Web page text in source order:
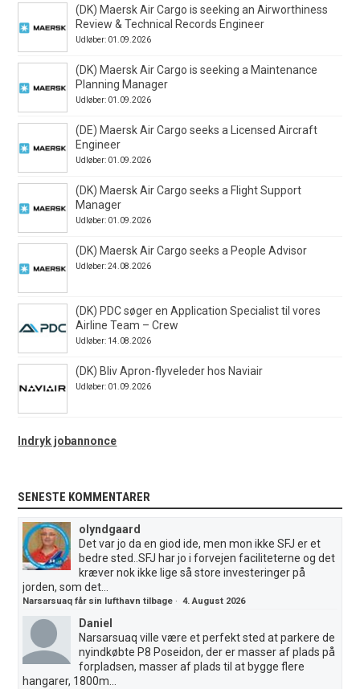
(DK) Maersk Air Cargo is seeking an Airworthiness
Review & Technical Records Engineer
Udløber: 01.09.2026
(DK) Maersk Air Cargo is seeking a Maintenance
Planning Manager
Udløber: 01.09.2026
(DE) Maersk Air Cargo seeks a Licensed Aircraft
Engineer
Udløber: 01.09.2026
(DK) Maersk Air Cargo seeks a Flight Support
Manager
Udløber: 01.09.2026
(DK) Maersk Air Cargo seeks a People Advisor
Udløber: 24.08.2026
(DK) PDC søger en Application Specialist til vores
Airline Team – Crew
Udløber: 14.08.2026
(DK) Bliv Apron-flyveleder hos Naviair
Udløber: 01.09.2026
Indryk jobannonce
SENESTE KOMMENTARER
olyndgaard
Det var jo da en giod ide, men mon ikke SFJ er et
bedre sted..SFJ har jo i forvejen faciliteterne og det
kræver nok ikke lige så store investeringer på
jorden, som det...
Narsarsuaq får sin lufthavn tilbage ·4. August 2026
Daniel
Narsarsuaq ville være et perfekt sted at parkere de
nyindkøbte P8 Poseidon, der er masser af plads på
forpladsen, masser af plads til at bygge flere
hangarer, 1800m...